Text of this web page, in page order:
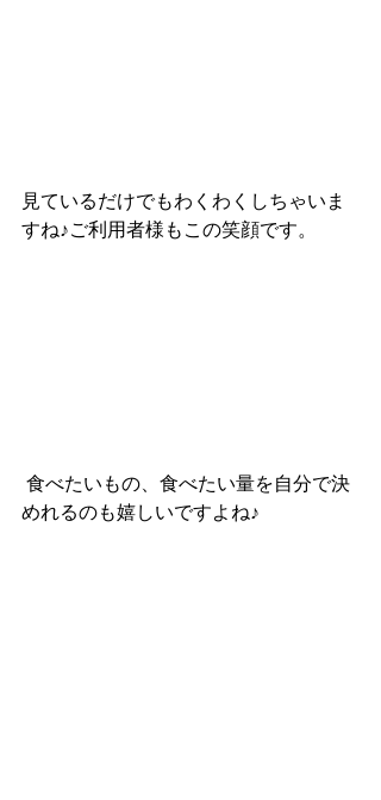
見ているだけでもわくわくしちゃいま
すね♪ご利用者様もこの笑顔です。
めれるのも嬉しいですよね♪